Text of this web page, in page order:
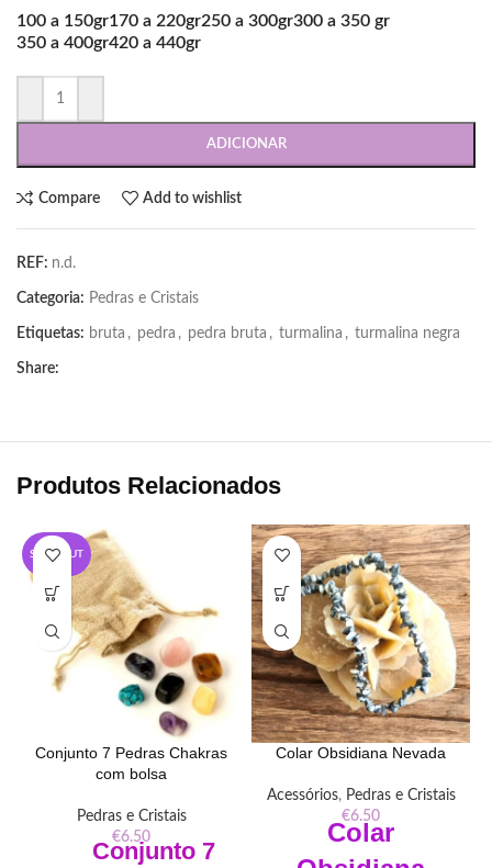
100 a 150gr170 a 220gr250 a 300gr300 a 350 gr
350 a 400gr420 a 440gr
ADICIONAR
Compare Add to wishlist
REF: n.d.
Categoria: Pedras e Cristais
Etiquetas: bruta , pedra , pedra bruta , turmalina , turmalina negra
Share:
Produtos Relacionados
SOLD OUT
Conjunto 7 Pedras Chakras
com bolsa
Pedras e Cristais
€6.50
Conjunto 7
Colar Obsidiana Nevada
Acessórios, Pedras e Cristais
€6.50
Colar